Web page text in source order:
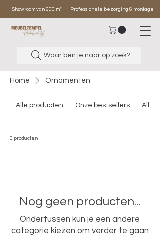
Showroom van 600 m² Professionele bezorging & montage
Waar ben je naar op zoek?
Home Ornamenten
Alle producten Onze bestsellers Alle
0 producten
Nog geen producten...
Ondertussen kun je een andere
categorie kiezen om verder te gaan